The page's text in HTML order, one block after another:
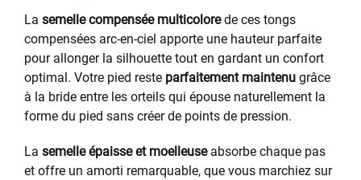
La semelle compensée multicolorede ces tongs
compensées arc-en-ciel apporte une hauteur parfaite
pour allonger la silhouette tout en gardant un confort
optimal. Votre pied reste parfaitement maintenu grâce
à la bride entre les orteils qui épouse naturellement la
forme du pied sans créer de points de pression.
La semelle épaisse et moelleuseabsorbe chaque pas
et offre un amorti remarquable, que vous marchiez sur